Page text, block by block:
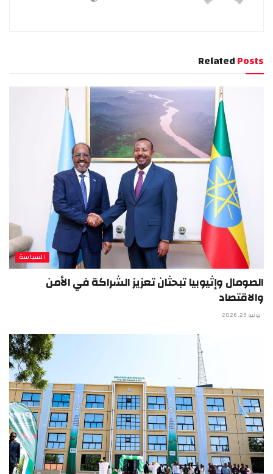
RelatedPosts
السياسة
الصومال وإثيوبيا تبحثان تعزيز الشراكة في الأمن
والاقتصاد
يونيو 29, 2026